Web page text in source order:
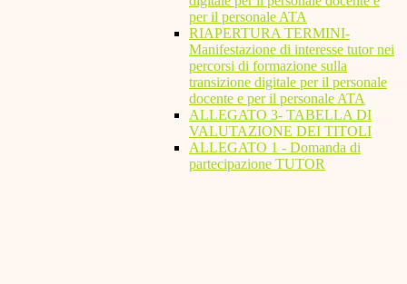
per il personale ATA
RIAPERTURA TERMINI-
Manifestazione di interesse tutor nei
percorsi di formazione sulla
transizione digitale per il personale
docente e per il personale ATA
ALLEGATO 3- TABELLA DI
VALUTAZIONE DEI TITOLI
ALLEGATO 1 - Domanda di
partecipazione TUTOR